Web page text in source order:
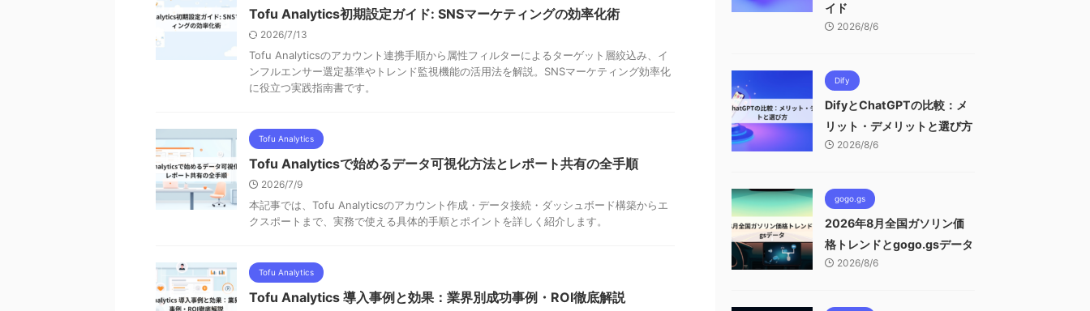
Tofu Analytics初期設定ガイド: SNSマーケティングの効率化術
2026/7/13
Tofu Analyticsのアカウント連携手順から属性フィルターによるターゲット層絞込み、イ
ンフルエンサー選定基準やトレンド監視機能の活用法を解説。SNSマーケティング効率化
に役立つ実践指南書です。
Tofu Analytics
Tofu Analyticsで始めるデータ可視化方法とレポート共有の全手順
2026/7/9
本記事では、Tofu Analyticsのアカウント作成・データ接続・ダッシュボード構築からエ
クスポートまで、実務で使える具体的手順とポイントを詳しく紹介します。
Tofu Analytics
Tofu Analytics 導入事例と効果：業界別成功事例・ROI徹底解説
イド
2026/8/6
Dify
DifyとChatGPTの比較：メ
リット・デメリットと選び方
2026/8/6
gogo.gs
2026年8月全国ガソリン価
格トレンドとgogo.gsデータ
2026/8/6